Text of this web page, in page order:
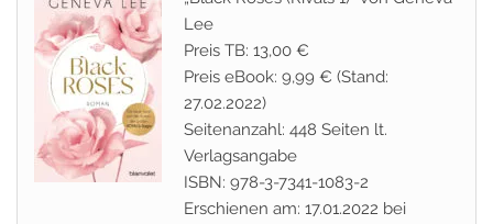
Lee
Preis TB: 13,00 €
Preis eBook: 9,99 € (Stand:
27.02.2022)
Seitenanzahl: 448 Seiten lt.
Verlagsangabe
ISBN: 978-3-7341-1083-2
Erschienen am: 17.01.2022 bei